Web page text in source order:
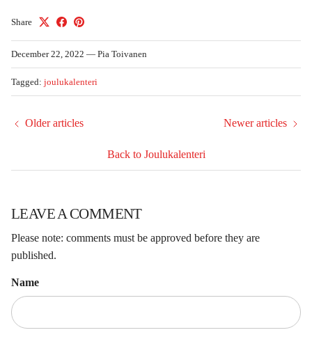
Share
December 22, 2022 — Pia Toivanen
Tagged: joulukalenteri
Older articles
Back to Joulukalenteri
Newer articles
LEAVE A COMMENT
Please note: comments must be approved before they are
published.
Name